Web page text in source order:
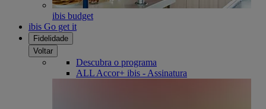
ibis budget
ibis Go get it
Fidelidade
Voltar
Descubra o programa
ALL Accor+ ibis - Assinatura